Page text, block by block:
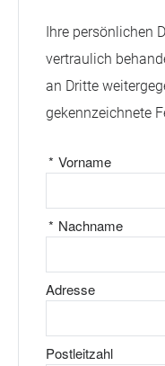
Ihre persönlichen
vertraulich
an Dritte
gekennzeichnete
Vorname
*
Nachname
*
Adresse
Postleitzahl